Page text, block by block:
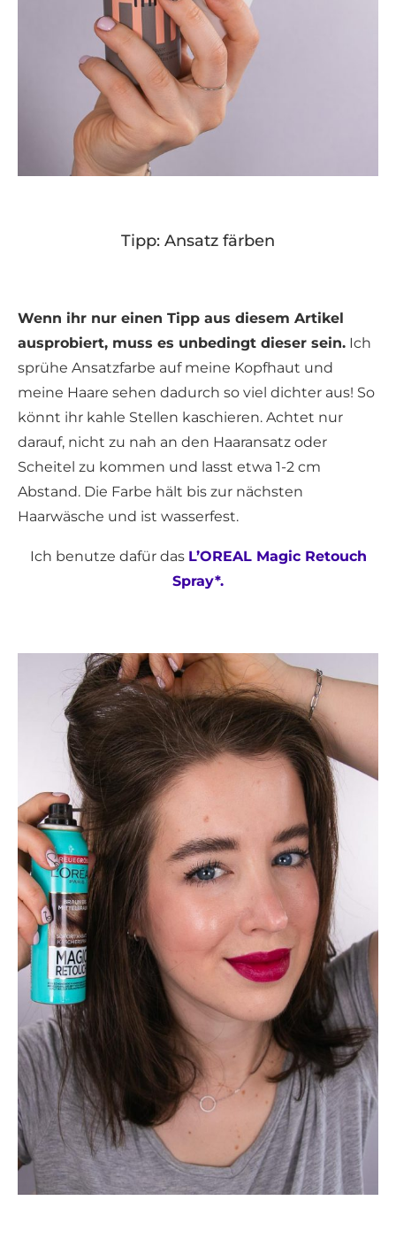
Tipp: Ansatz färben
Wenn ihr nur einen Tipp aus diesem Artikel
ausprobiert, muss es unbedingt dieser sein. Ich
sprühe Ansatzfarbe auf meine Kopfhaut und
meine Haare sehen dadurch so viel dichter aus! So
könnt ihr kahle Stellen kaschieren. Achtet nur
darauf, nicht zu nah an den Haaransatz oder
Scheitel zu kommen und lasst etwa 1-2 cm
Abstand. Die Farbe hält bis zur nächsten
Haarwäsche und ist wasserfest.
Ich benutze dafür das L’OREAL Magic Retouch
Spray*.